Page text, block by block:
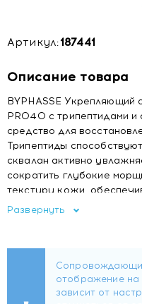
Артикул:187441
Описание товара
BYPHASSE Укрепляющий
PRO40 с трипептидами
средство для
Трипептиды
сквалан активно
сократить глубокие
текстуру кожи,
упругость.
– Большой объем 60 мл
– Дневной и ночной уход
– Для всех типов кожи
– Гладкая, нелипкая
Развернуть